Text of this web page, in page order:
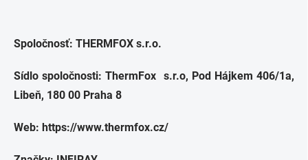
Spoločnosť: THERMFOX s.r.o.
Sídlo spoločnosti: ThermFox s.r.o, Pod Hájkem 406/1a,
Libeň, 180 00 Praha 8
Web: https://www.thermfox.cz/